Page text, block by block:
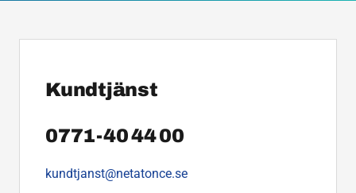
Kundtjänst
0771-40 44 00
kundtjanst@netatonce.se